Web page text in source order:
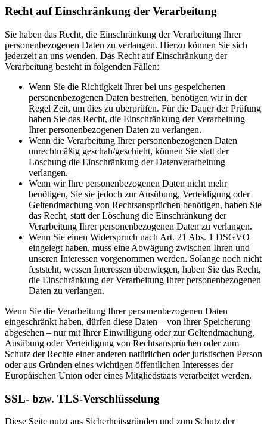
Recht auf Einschränkung der Verarbeitung
Sie haben das Recht, die Einschränkung der Verarbeitung Ihrer
personenbezogenen Daten zu verlangen. Hierzu können Sie sich
jederzeit an uns wenden. Das Recht auf Einschränkung der
Verarbeitung besteht in folgenden Fällen:
Wenn Sie die Richtigkeit Ihrer bei uns gespeicherten
personenbezogenen Daten bestreiten, benötigen wir in der
Regel Zeit, um dies zu überprüfen. Für die Dauer der Prüfung
haben Sie das Recht, die Einschränkung der Verarbeitung
Ihrer personenbezogenen Daten zu verlangen.
Wenn die Verarbeitung Ihrer personenbezogenen Daten
unrechtmäßig geschah/geschieht, können Sie statt der
Löschung die Einschränkung der Datenverarbeitung
verlangen.
Wenn wir Ihre personenbezogenen Daten nicht mehr
benötigen, Sie sie jedoch zur Ausübung, Verteidigung oder
Geltendmachung von Rechtsansprüchen benötigen, haben Sie
das Recht, statt der Löschung die Einschränkung der
Verarbeitung Ihrer personenbezogenen Daten zu verlangen.
Wenn Sie einen Widerspruch nach Art. 21 Abs. 1 DSGVO
eingelegt haben, muss eine Abwägung zwischen Ihren und
unseren Interessen vorgenommen werden. Solange noch nicht
feststeht, wessen Interessen überwiegen, haben Sie das Recht,
die Einschränkung der Verarbeitung Ihrer personenbezogenen
Daten zu verlangen.
Wenn Sie die Verarbeitung Ihrer personenbezogenen Daten
eingeschränkt haben, dürfen diese Daten – von ihrer Speicherung
abgesehen – nur mit Ihrer Einwilligung oder zur Geltendmachung,
Ausübung oder Verteidigung von Rechtsansprüchen oder zum
Schutz der Rechte einer anderen natürlichen oder juristischen Person
oder aus Gründen eines wichtigen öffentlichen Interesses der
Europäischen Union oder eines Mitgliedstaats verarbeitet werden.
SSL- bzw. TLS-Verschlüsselung
Diese Seite nutzt aus Sicherheitsgründen und zum Schutz der